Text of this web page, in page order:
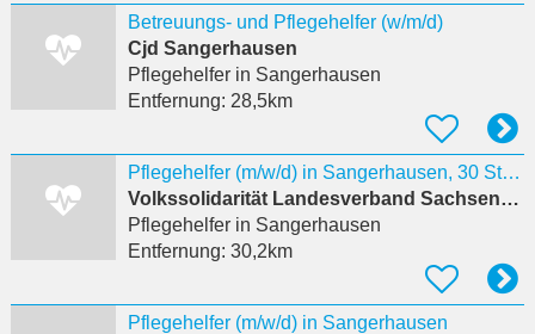
Betreuungs- und Pflegehelfer (w/m/d)
Cjd Sangerhausen
Pflegehelferin Sangerhausen
Entfernung: 28,5km
Pflegehelfer (m/w/d) in Sangerhausen, 30 Stunden/Woche Sangerhausen, Deutschland
Volkssolidarität Landesverband Sachsen-Anhalt e.V.
Pflegehelferin Sangerhausen
Entfernung: 30,2km
Pflegehelfer (m/w/d) in Sangerhausen